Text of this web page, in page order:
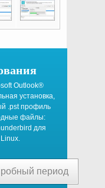
Outlook®
установка,
.pstпрофиль
файлы:
для
Linux.
период